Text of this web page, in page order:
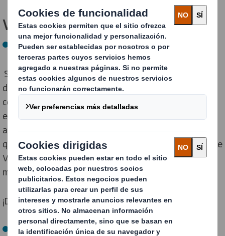
Venta agrupada de bricks
DS Smith Light Wrap
Se trata de un embalaje tipo wraparound para líneas
de alta velocidad de bricks y botellas, diseñado para
ceder de forma controlada ante la compresión del
envase primario evitando desperfectos y
abombamientos. El resultado es una caja wraparound
que puede ayudar a disminuir las mermas en el Punto de
Venta, mejorar la imagen de marca, reducir el impacto
medioambiental y disminuir los costes.
¡Descubre más sobreLight Wrap!
DS Smith Round Wrap